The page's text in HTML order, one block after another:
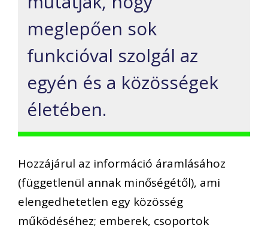
meglepően sok
funkcióval szolgál az
egyén és a közösségek
életében.
Hozzájárul az információ áramlásához
(függetlenül annak minőségétől), ami
elengedhetetlen egy közösség
működéséhez; emberek, csoportok